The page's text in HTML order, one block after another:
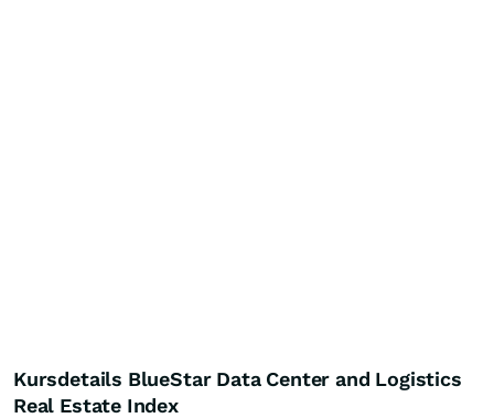
Kursdetails BlueStar Data Center and Logistics
Real Estate Index